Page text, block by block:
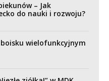
– Jak
do nauki i rozwoju?
wielofunkcyjnym